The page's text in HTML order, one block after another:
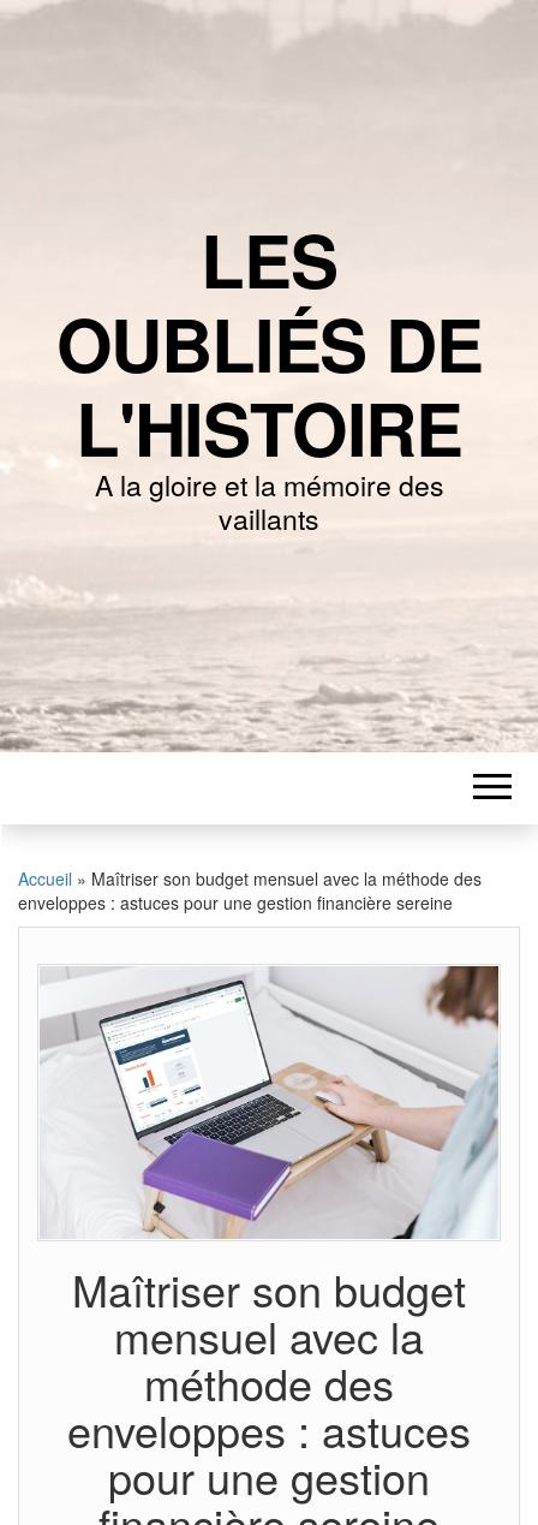
LES
OUBLIÉS DE
L'HISTOIRE
A la gloire et la mémoire des
vaillants
Accueil » Maîtriser son budget mensuel avec la méthode des
enveloppes : astuces pour une gestion financière sereine
Maîtriser son budget
mensuel avec la
méthode des
enveloppes : astuces
pour une gestion